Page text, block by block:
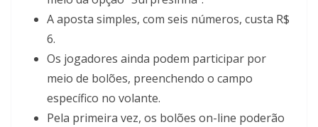
A aposta simples, com seis números, custa R$
6.
Os jogadores ainda podem participar por
meio de bolões, preenchendo o campo
específico no volante.
Pela primeira vez, os bolões on-line poderão